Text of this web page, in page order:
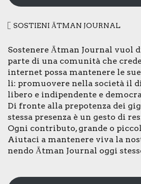
SOSTIE­NI ĀTMAN JOUR­NAL
Soste­ne­re Ātman Jour­nal vuol
par­te di una comu­ni­tà che
inter­net pos­sa man­te­ne­re le
li: pro­muo­ve­re nel­la socie­tà il
libe­ro e indi­pen­den­te e
Di fron­te alla pre­po­ten­za dei
stes­sa pre­sen­za è un gesto di
Ogni con­tri­bu­to, gran­de o
Aiu­ta­ci a man­te­ne­re viva la
nen­do Ātman Jour­nal oggi